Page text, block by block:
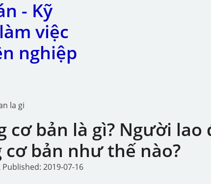
- Kỹ
việc
nghiệp
cơ bản là gì? Người lao
cơ bản như thế nào?
Published: 2019-07-16